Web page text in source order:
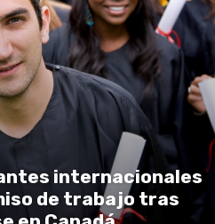
internacionales
de trabajo tras
en Canadá